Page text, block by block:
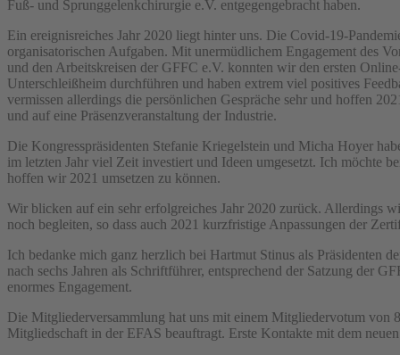
Fuß- und Sprunggelenkchirurgie e.V. entgegengebracht haben.
Ein ereignisreiches Jahr 2020 liegt hinter uns. Die Covid-19-
organisatorischen Aufgaben. Mit unermüdlichem Engagement des
und den Arbeitskreisen der GFFC e.V. konnten wir den ersten
Unterschleißheim durchführen und haben extrem viel positives
vermissen allerdings die persönlichen Gespräche sehr und hoffen
und auf eine Präsenzveranstaltung der Industrie.
Die Kongresspräsidenten Stefanie Kriegelstein und Micha Hoyer
im letzten Jahr viel Zeit investiert und Ideen umgesetzt. Ich möchte
hoffen wir 2021 umsetzen zu können.
Wir blicken auf ein sehr erfolgreiches Jahr 2020 zurück. Allerdings
noch begleiten, so dass auch 2021 kurzfristige Anpassungen der
Ich bedanke mich ganz herzlich bei Hartmut Stinus als Präsidenten
nach sechs Jahren als Schriftführer, entsprechend der Satzung der
enormes Engagement.
Die Mitgliederversammlung hat uns mit einem Mitgliedervotum von
Mitgliedschaft in der EFAS beauftragt. Erste Kontakte mit dem